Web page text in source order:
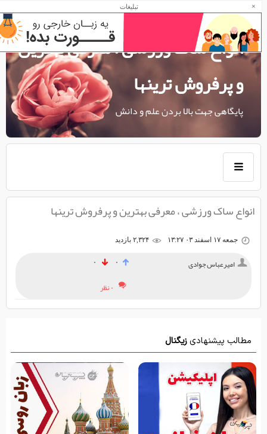
انواع ساک ورزشی ، معرفی بهترین
و پرفروش ترینها
پایگاهی جهت بالا بردن علم و دانش
انواع ساک ورزشی ، معرفی بهترین و پرفروش ترینها
جمعه ۱۷ اسفند ۰۳ ۱۳:۲۷ ۲,۳۲۴ بازديد
امیرعباس جوادی
تبلیغات